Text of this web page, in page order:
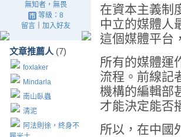
無知者，無畏
等級：8
留言｜ 加入好友
文章推薦人 (7)
foxlaker
Mindarla
南山臥蟲
清泥
阿法則徐，終身不
在資本主義制
中立的媒體人
這個媒體平台
所有的媒體運
流程。前線記
機構的編輯部
才能決定能否
所以，在中國